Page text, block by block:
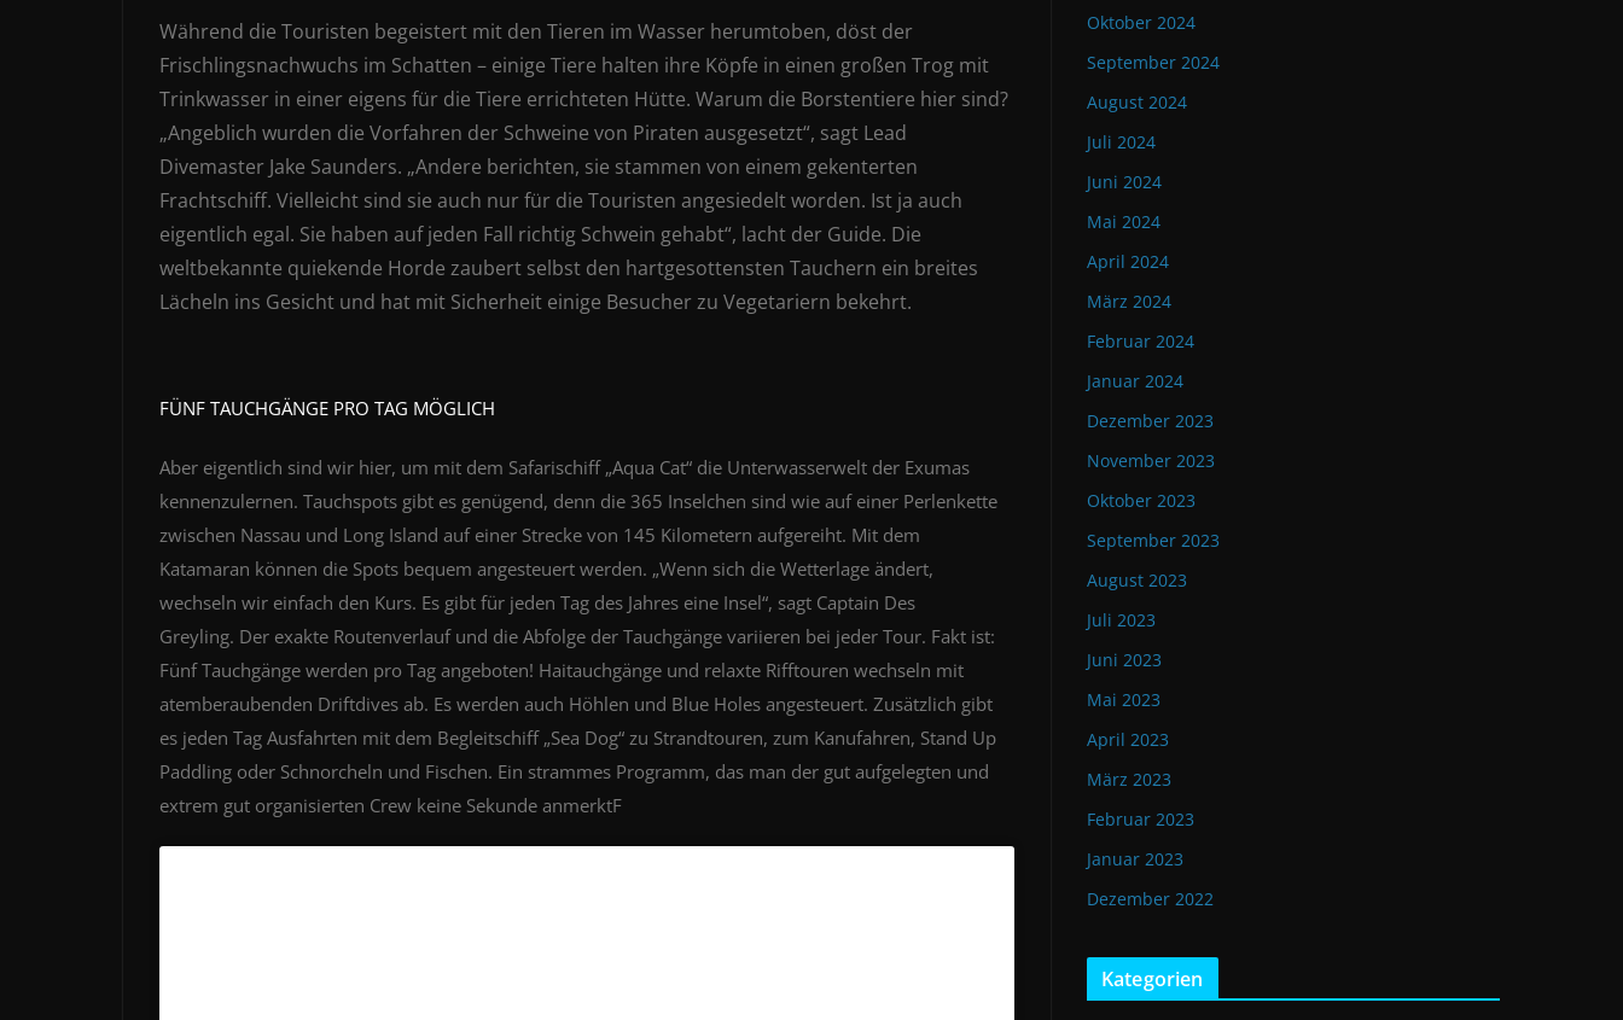
Während die Touristen begeistert mit den Tieren im Wasser herumtoben, döst der
Frischlingsnachwuchs im Schatten – einige Tiere halten ihre Köpfe in einen großen Trog mit
Trinkwasser in einer eigens für die Tiere errichteten Hütte. Warum die Borstentiere hier sind?
„Angeblich wurden die Vorfahren der Schweine von Piraten ausgesetzt“, sagt Lead
Divemaster Jake Saunders. „Andere berichten, sie stammen von einem gekenterten
Frachtschiff. Vielleicht sind sie auch nur für die Touristen angesiedelt worden. Ist ja auch
eigentlich egal. Sie haben auf jeden Fall richtig Schwein gehabt“, lacht der Guide. Die
weltbekannte quiekende Horde zaubert selbst den hartgesottensten Tauchern ein breites
Lächeln ins Gesicht und hat mit Sicherheit einige Besucher zu Vegetariern bekehrt.
FÜNF TAUCHGÄNGE PRO TAG MÖGLICH
Aber eigentlich sind wir hier, um mit dem Safarischiff „Aqua Cat“ die Unterwasserwelt der Exumas
kennenzulernen. Tauchspots gibt es genügend, denn die 365 Inselchen sind wie auf einer Perlenkette
zwischen Nassau und Long Island auf einer Strecke von 145 Kilometern aufgereiht. Mit dem
Katamaran können die Spots bequem angesteuert werden. „Wenn sich die Wetterlage ändert,
wechseln wir einfach den Kurs. Es gibt für jeden Tag des Jahres eine Insel“, sagt Captain Des
Greyling. Der exakte Routenverlauf und die Abfolge der Tauchgänge variieren bei jeder Tour. Fakt ist:
Fünf Tauchgänge werden pro Tag angeboten! Haitauchgänge und relaxte Rifftouren wechseln mit
atemberaubenden Driftdives ab. Es werden auch Höhlen und Blue Holes angesteuert. Zusätzlich gibt
es jeden Tag Ausfahrten mit dem Begleitschiff „Sea Dog“ zu Strandtouren, zum Kanufahren, Stand Up
Paddling oder Schnorcheln und Fischen. Ein strammes Programm, das man der gut aufgelegten und
extrem gut organisierten Crew keine Sekunde anmerktF
Oktober 2024
September 2024
August 2024
Juli 2024
Juni 2024
Mai 2024
April 2024
März 2024
Februar 2024
Januar 2024
Dezember 2023
November 2023
Oktober 2023
September 2023
August 2023
Juli 2023
Juni 2023
Mai 2023
April 2023
März 2023
Februar 2023
Januar 2023
Dezember 2022
Kategorien